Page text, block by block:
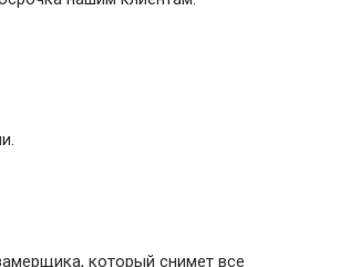
который снимет все